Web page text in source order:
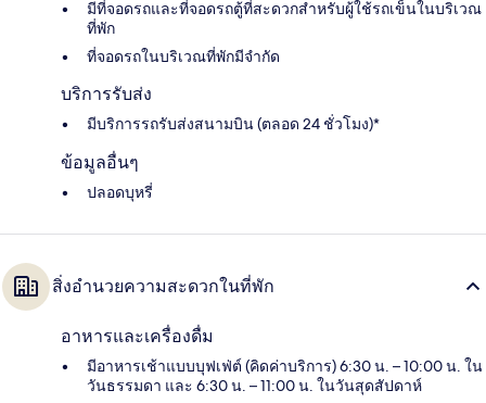
มีที่จอดรถและที่จอดรถตู้ที่สะดวกสำหรับผู้ใช้รถเข็นในบริเวณ
ที่พัก
ที่จอดรถในบริเวณที่พักมีจำกัด
บริการรับส่ง
มีบริการรถรับส่งสนามบิน (ตลอด 24 ชั่วโมง)*
ข้อมูลอื่นๆ
ปลอดบุหรี่
สิ่งอำนวยความสะดวกในที่พัก
อาหารและเครื่องดื่ม
มีอาหารเช้าแบบบุฟเฟ่ต์ (คิดค่าบริการ) 6:30 น. – 10:00 น. ใน
วันธรรมดา และ 6:30 น. – 11:00 น. ในวันสุดสัปดาห์